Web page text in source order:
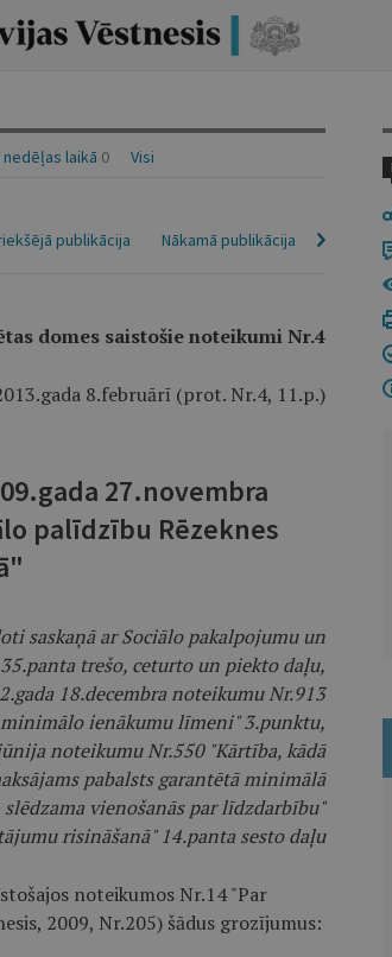
laikā 0 Visi
Nākamā publikācija
publikācija
domes saistošie noteikumi Nr.4
8.februārī (prot. Nr.4, 11.p.)
27.novembra
palīdzību Rēzeknes
saskaņā ar Sociālo pakalpojumu un
trešo, ceturto un piekto daļu,
18.decembra noteikumu Nr.913
ienākumu līmeni" 3.punktu,
noteikumu Nr.550 "Kārtība, kādā
pabalsts garantētā minimālā
vienošanās par līdzdarbību"
risināšanā" 14.panta sesto daļu
noteikumos Nr.14 "Par
2009, Nr.205) šādus grozījumus: